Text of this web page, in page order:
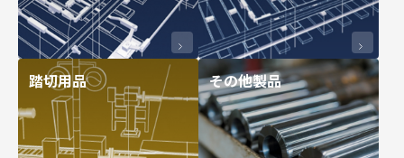
踏切用品 その他製品